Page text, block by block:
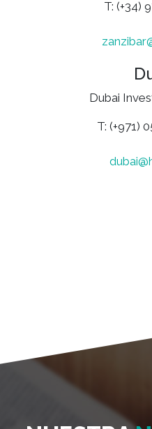
T: (+34)
Dubai
T: (+971)